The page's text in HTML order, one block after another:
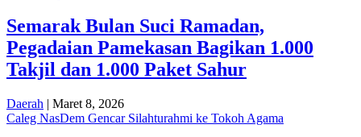
Semarak Bulan Suci Ramadan,
Pegadaian Pamekasan Bagikan 1.000
Takjil dan 1.000 Paket Sahur
Daerah | Maret 8, 2026
Caleg NasDem Gencar Silahturahmi ke Tokoh Agama